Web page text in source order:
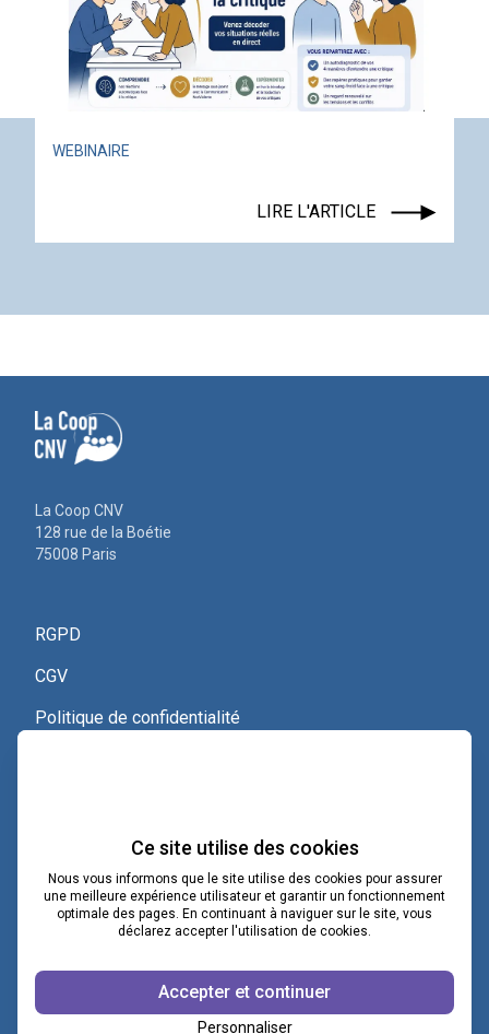
ACTUALITÉ ÉVÉNEMENT
La Coop CNV
128 rue de la Boétie
75008 Paris
RGPD
CGV
Politique de confidentialité
Voir le certificat Qualiopi
contact@lacoopcnv.com
La page Linkedin de La Coop CNV
Notre chaîne Webikeo
Ce site utilise des cookies
Nous vous informons que le site utilise des cookies pour assurer
une meilleure expérience utilisateur et garantir un fonctionnement
optimale des pages. En continuant à naviguer sur le site, vous
déclarez accepter l'utilisation de cookies.
Accepter et continuer
Personnaliser